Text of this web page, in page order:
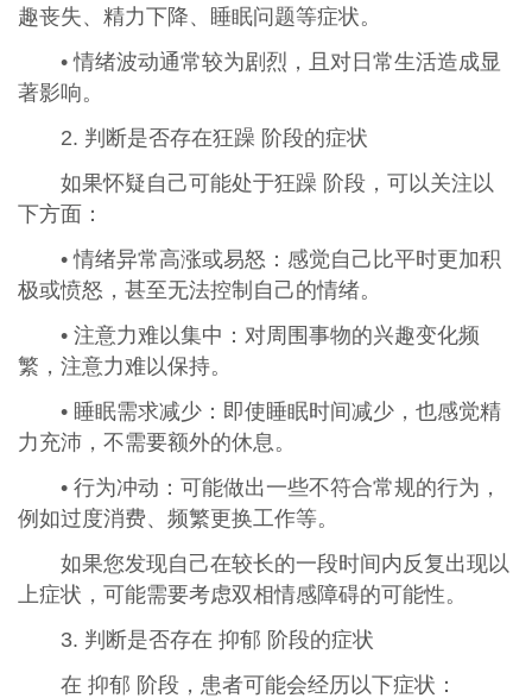
趣丧失、精力下降、睡眠问题等症状。
• 情绪波动通常较为剧烈，且对日常生活造成显
著影响。
2. 判断是否存在狂躁 阶段的症状
如果怀疑自己可能处于狂躁 阶段，可以关注以
下方面：
• 情绪异常高涨或易怒：感觉自己比平时更加积
极或愤怒，甚至无法控制自己的情绪。
• 注意力难以集中：对周围事物的兴趣变化频
繁，注意力难以保持。
• 睡眠需求减少：即使睡眠时间减少，也感觉精
力充沛，不需要额外的休息。
• 行为冲动：可能做出一些不符合常规的行为，
例如过度消费、频繁更换工作等。
如果您发现自己在较长的一段时间内反复出现以
上症状，可能需要考虑双相情感障碍的可能性。
3. 判断是否存在 抑郁 阶段的症状
在 抑郁 阶段，患者可能会经历以下症状：